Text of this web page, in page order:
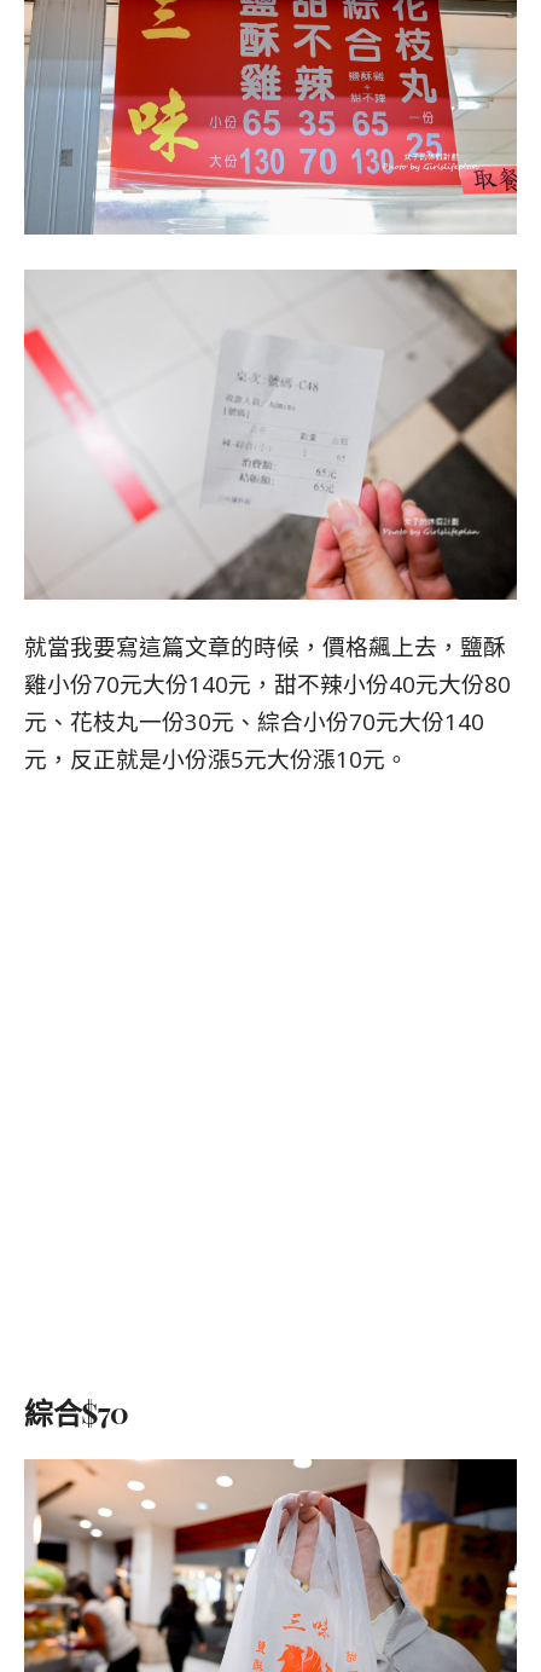
就當我要寫這篇文章的時候，價格飆上去，鹽酥
雞小份70元大份140元，甜不辣小份40元大份80
元、花枝丸一份30元、綜合小份70元大份140
元，反正就是小份漲5元大份漲10元。
綜合$70